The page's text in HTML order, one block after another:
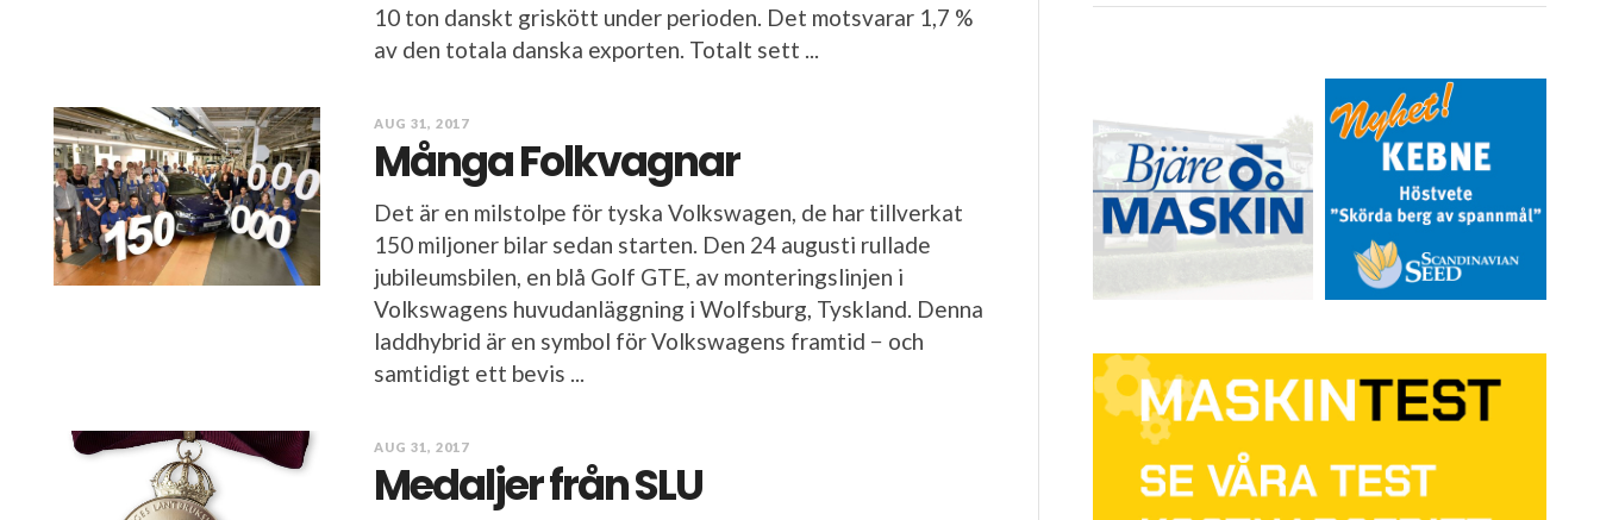
10 ton danskt griskött under perioden. Det motsvarar 1,7 %
av den totala danska exporten. Totalt sett ...
AUG 31, 2017
Många Folkvagnar
Det är en milstolpe för tyska Volkswagen, de har tillverkat
150 miljoner bilar sedan starten. Den 24 augusti rullade
jubileumsbilen, en blå Golf GTE, av monteringslinjen i
Volkswagens huvudanläggning i Wolfsburg, Tyskland. Denna
laddhybrid är en symbol för Volkswagens framtid − och
samtidigt ett bevis ...
AUG 31, 2017
Medaljer från SLU